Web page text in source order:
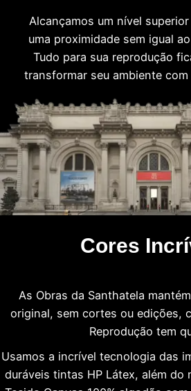
Alcançamos um nível
uma proximidade sem igual
Tudo para sua reprodução
transformar seu ambiente
Cores
As Obras da Santhatela
original, sem cortes ou edições,
Reprodução tem
Usamos a incrível tecnologia das
duráveis tintas HP Látex, além do